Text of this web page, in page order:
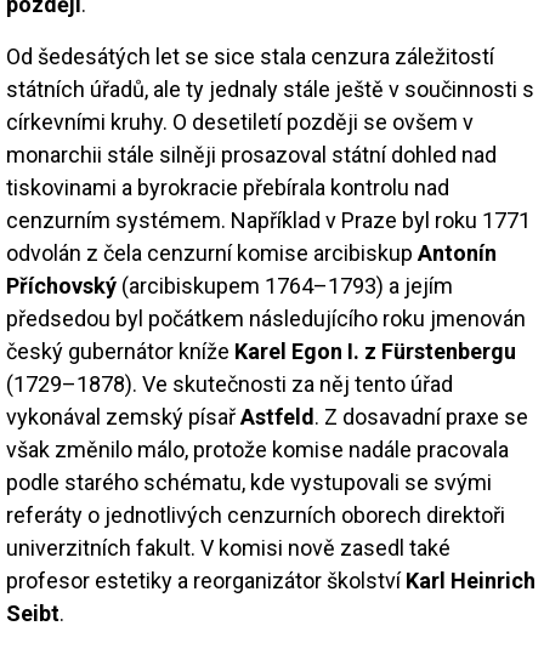
Od šedesátých let se sice stala cenzura záležitostí
státních úřadů, ale ty jednaly stále ještě v součinnosti s
církevními kruhy. O desetiletí později se ovšem v
monarchii stále silněji prosazoval státní dohled nad
tiskovinami a byrokracie přebírala kontrolu nad
cenzurním systémem. Například v Praze byl roku 1771
odvolán z čela cenzurní komise arcibiskup Antonín
Příchovský (arcibiskupem 1764–1793) a jejím
předsedou byl počátkem následujícího roku jmenován
český gubernátor kníže Karel Egon I. z Fürstenbergu
(1729–1878). Ve skutečnosti za něj tento úřad
vykonával zemský písařAstfeld. Z dosavadní praxe se
však změnilo málo, protože komise nadále pracovala
podle starého schématu, kde vystupovali se svými
referáty o jednotlivých cenzurních oborech direktoři
univerzitních fakult. V komisi nově zasedl také
profesor estetiky a reorganizátor školstvíKarl Heinrich
Seibt.